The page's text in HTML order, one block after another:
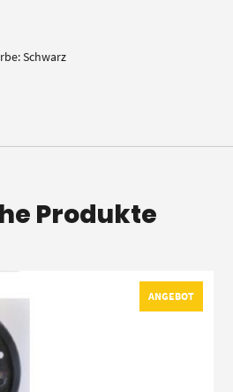
Schwarz
Produkte
ANGEBOT